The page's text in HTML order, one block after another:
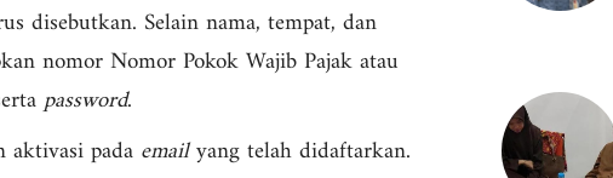
disebutkan. Selain nama, tempat, dan
nomor Nomor Pokok Wajib Pajak atau
password.
aktivasi pada emailyang telah didaftarkan.